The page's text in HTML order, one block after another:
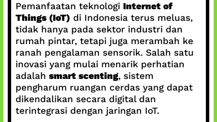
Pemanfaatan teknologi Internet of
Things (IoT) di Indonesia terus meluas,
tidak hanya pada sektor industri dan
rumah pintar, tetapi juga merambah ke
ranah pengalaman sensorik. Salah satu
inovasi yang mulai menarik perhatian
adalah smart scenting, sistem
pengharum ruangan cerdas yang dapat
dikendalikan secara digital dan
terintegrasi dengan jaringan IoT.